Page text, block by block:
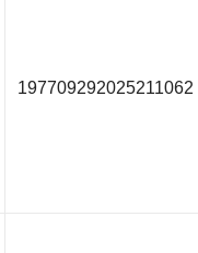
197709292025211062